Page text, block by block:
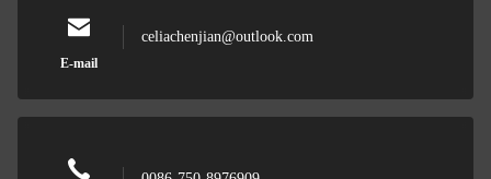
E-mail
celiachenjian@outlook.com